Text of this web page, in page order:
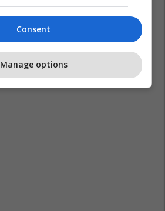
Consent
Manage options